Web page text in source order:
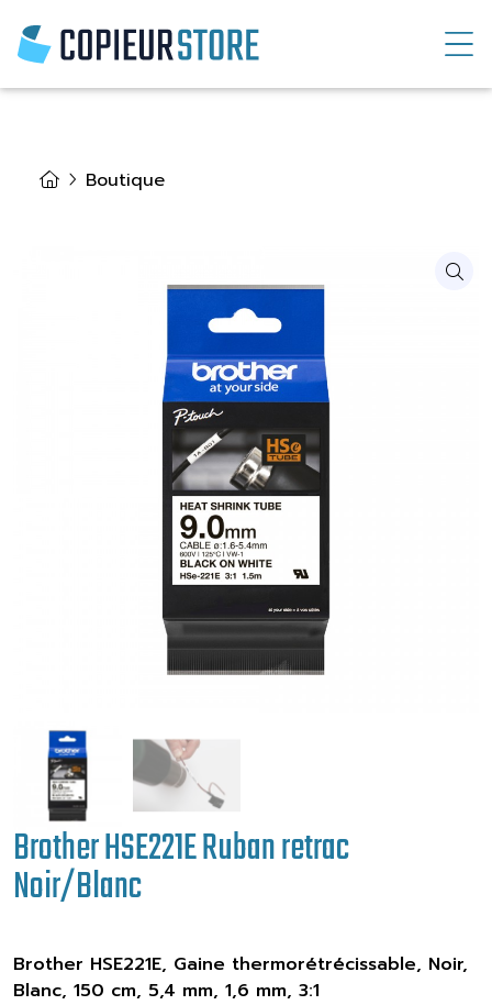
Boutique
Brother HSE221E Ruban retrac
Noir/Blanc
Brother HSE221E, Gaine thermorétrécissable, Noir,
Blanc, 150 cm, 5,4 mm, 1,6 mm, 3:1